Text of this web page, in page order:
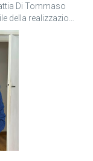
Di Tommaso
della realizzazione